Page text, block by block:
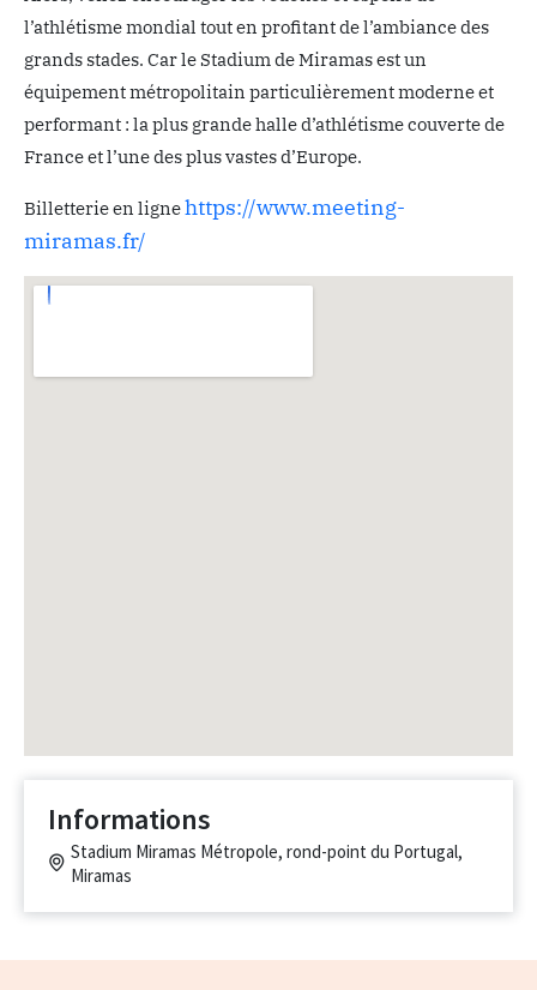
l’athlétisme mondial tout en profitant de l’ambiance des
grands stades. Car le Stadium de Miramas est un
équipement métropolitain particulièrement moderne et
performant : la plus grande halle d’athlétisme couverte de
France et l’une des plus vastes d’Europe.
Billetterie en lignehttps://www.meeting-
miramas.fr/
Informations
Stadium Miramas Métropole, rond-point du Portugal,
Miramas